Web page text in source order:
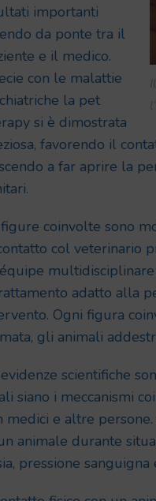
importanti
da ponte tra il
e il medico.
con le malattie
la pet
si è dimostrata
favorendo il
a far aprire la
coinvolte sono
col veterinario
adatto alla
Ogni figura
gli animali
scientifiche
siano i meccanismi
medici e altre
animale durante
pressione